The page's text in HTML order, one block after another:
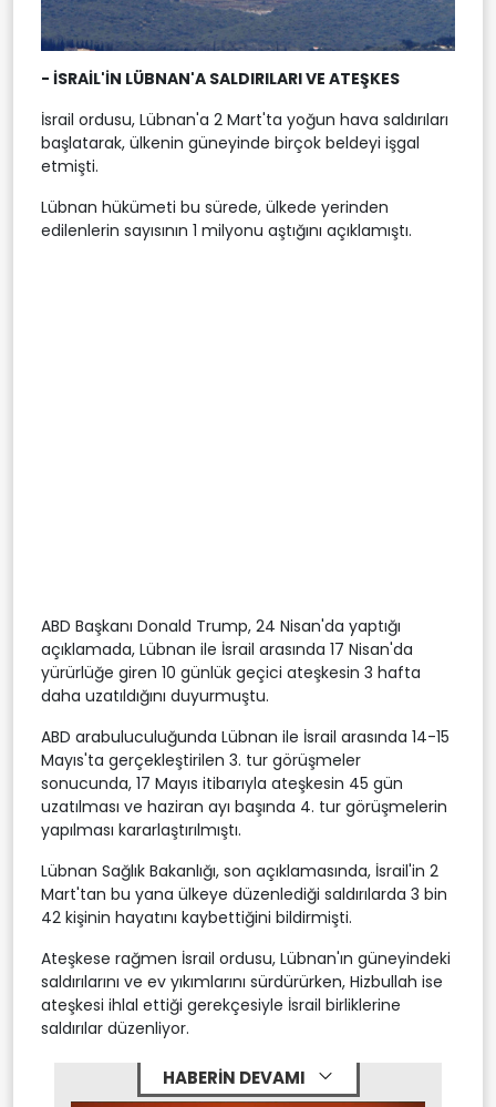
- İSRAİL'İN LÜBNAN'A SALDIRILARI VE ATEŞKES
İsrail ordusu, Lübnan'a 2 Mart'ta yoğun hava saldırıları
başlatarak, ülkenin güneyinde birçok beldeyi işgal
etmişti.
Lübnan hükümeti bu sürede, ülkede yerinden
edilenlerin sayısının 1 milyonu aştığını açıklamıştı.
ABD Başkanı Donald Trump, 24 Nisan'da yaptığı
açıklamada, Lübnan ile İsrail arasında 17 Nisan'da
yürürlüğe giren 10 günlük geçici ateşkesin 3 hafta
daha uzatıldığını duyurmuştu.
ABD arabuluculuğunda Lübnan ile İsrail arasında 14-15
Mayıs'ta gerçekleştirilen 3. tur görüşmeler
sonucunda, 17 Mayıs itibarıyla ateşkesin 45 gün
uzatılması ve haziran ayı başında 4. tur görüşmelerin
yapılması kararlaştırılmıştı.
Lübnan Sağlık Bakanlığı, son açıklamasında, İsrail'in 2
Mart'tan bu yana ülkeye düzenlediği saldırılarda 3 bin
42 kişinin hayatını kaybettiğini bildirmişti.
Ateşkese rağmen İsrail ordusu, Lübnan'ın güneyindeki
saldırılarını ve ev yıkımlarını sürdürürken, Hizbullah ise
ateşkesi ihlal ettiği gerekçesiyle İsrail birliklerine
saldırılar düzenliyor.
HABERİN DEVAMI